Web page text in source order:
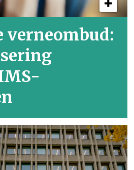
verneombud: